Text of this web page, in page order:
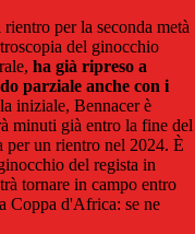
rientro per la seconda metà
del ginocchio
ha già ripreso a
parziale anche con i
iniziale, Bennacer è
minuti già entro la fine del
per un rientro nel 2024. È
del regista in
tornare in campo entro
Coppa d'Africa: se ne